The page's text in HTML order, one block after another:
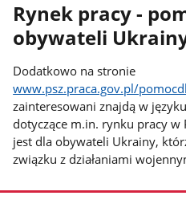
Rynek pracy -
obywateli
Dodatkowo na stronie
www.psz.praca.gov.pl/
zainteresowani znajdą w
dotyczące m.in. rynku pracy w
jest dla obywateli Ukrainy,
związku z działaniami